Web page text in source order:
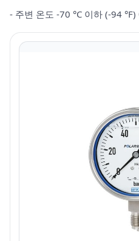
- 주변 온도 -70 °C 이하 (-94